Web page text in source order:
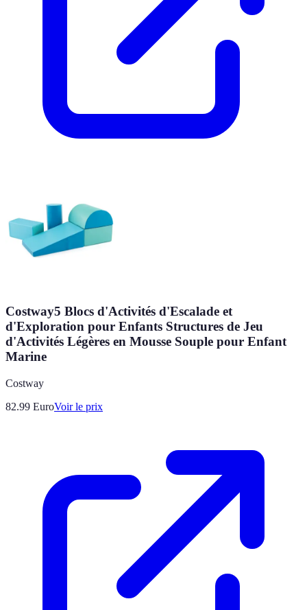
Costway5 Blocs d'Activités d'Escalade et
d'Exploration pour Enfants Structures de Jeu
d'Activités Légères en Mousse Souple pour Enfant
Marine
Costway
82.99 EuroVoir le prix